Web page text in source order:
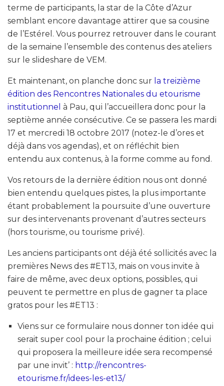
terme de participants, la star de la Côte d’Azur
semblant encore davantage attirer que sa cousine
de l’Estérel. Vous pourrez retrouver dans le courant
de la semaine l’ensemble des contenus des ateliers
sur le slideshare de VEM.
Et maintenant, on planche donc sur la treizième
édition des Rencontres Nationales du etourisme
institutionnel à Pau, qui l’accueillera donc pour la
septième année consécutive. Ce se passera les mardi
17 et mercredi 18 octobre 2017 (notez-le d’ores et
déjà dans vos agendas), et on réfléchit bien
entendu aux contenus, à la forme comme au fond.
Vos retours de la dernière édition nous ont donné
bien entendu quelques pistes, la plus importante
étant probablement la poursuite d’une ouverture
sur des intervenants provenant d’autres secteurs
(hors tourisme, ou tourisme privé).
Les anciens participants ont déjà été sollicités avec la
premières News des #ET13, mais on vous invite à
faire de même, avec deux options, possibles, qui
peuvent te permettre en plus de gagner ta place
gratos pour les #ET13 :
Viens sur ce formulaire nous donner ton idée qui
serait super cool pour la prochaine édition ; celui
qui proposera la meilleure idée sera recompensé
par une invit’ : http://rencontres-
etourisme.fr/idees-les-et13/